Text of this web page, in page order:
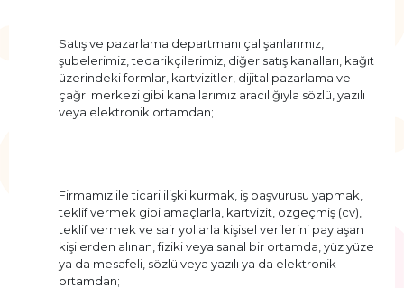
Satış ve pazarlama departmanı çalışanlarımız,
şubelerimiz, tedarikçilerimiz, diğer satış kanalları, kağıt
üzerindeki formlar, kartvizitler, dijital pazarlama ve
çağrı merkezi gibi kanallarımız aracılığıyla sözlü, yazılı
veya elektronik ortamdan;
Firmamız ile ticari ilişki kurmak, iş başvurusu yapmak,
teklif vermek gibi amaçlarla, kartvizit, özgeçmiş (cv),
teklif vermek ve sair yollarla kişisel verilerini paylaşan
kişilerden alınan, fiziki veya sanal bir ortamda, yüz yüze
ya da mesafeli, sözlü veya yazılı ya da elektronik
ortamdan;